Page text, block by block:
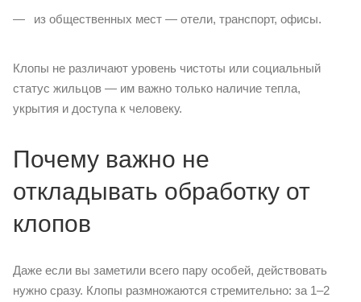
из общественных мест — отели, транспорт, офисы.
Клопы не различают уровень чистоты или социальный
статус жильцов — им важно только наличие тепла,
укрытия и доступа к человеку.
Почему важно не
откладывать обработку от
клопов
Даже если вы заметили всего пару особей, действовать
нужно сразу. Клопы размножаются стремительно: за 1–2